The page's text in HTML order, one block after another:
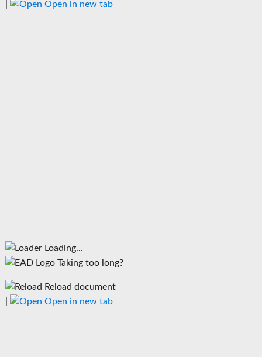
Open in new tab
Loading...
Taking too long?
Reload document
Open in new tab